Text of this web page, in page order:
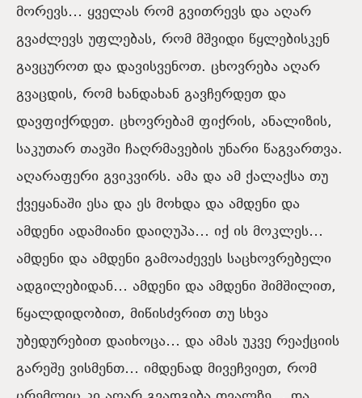
მორევს… ყველას რომ გვითრევს და აღარ
გვაძლევს უფლებას, რომ მშვიდი წყლებისკენ
გავცუროთ და დავისვენოთ. ცხოვრება აღარ
გვაცდის, რომ ხანდახან გავჩერდეთ და
დავფიქრდეთ. ცხოვრებამ ფიქრის, ანალიზის,
საკუთარ თავში ჩაღრმავების უნარი წაგვართვა.
აღარაფერი გვიკვირს. ამა და ამ ქალაქსა თუ
ქვეყანაში ესა და ეს მოხდა და ამდენი და
ამდენი ადამიანი დაიღუპა… იქ ის მოკლეს…
ამდენი და ამდენი გამოაძევეს საცხოვრებელი
ადგილებიდან… ამდენი და ამდენი შიმშილით,
წყალდიდობით, მიწისძვრით თუ სხვა
უბედურებით დაიხოცა… და ამას უკვე რეაქციის
გარეშე ვისმენთ… იმდენად მივეჩვიეთ, რომ